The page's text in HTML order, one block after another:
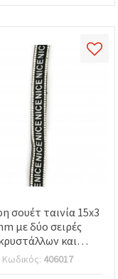
σουέτ ταινία 15x3
με δύο σειρές
και
1 μέτρο
Κωδικός: 406017